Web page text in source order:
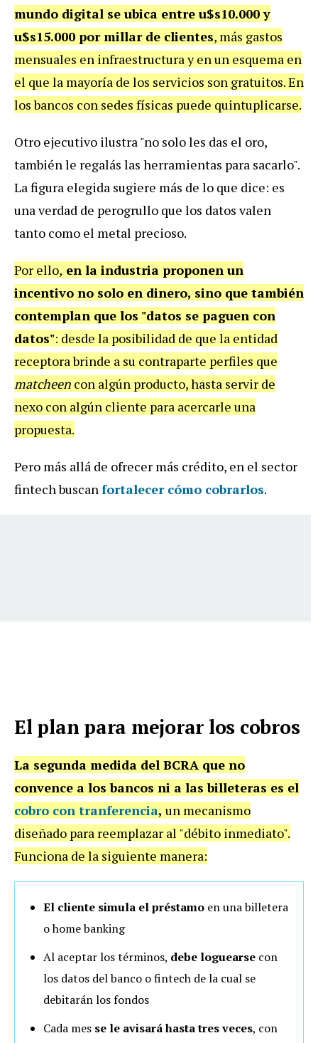
mundo digital se ubica entre u$s10.000 y
u$s15.000 por millar de clientes, más gastos
mensuales en infraestructura y en un esquema en
el que la mayoría de los servicios son gratuitos. En
los bancos con sedes físicas puede quintuplicarse.
Otro ejecutivo ilustra "no solo les das el oro,
también le regalás las herramientas para sacarlo".
La figura elegida sugiere más de lo que dice: es
una verdad de perogrullo que los datos valen
tanto como el metal precioso.
Por ello, en la industria proponen un
incentivo no solo en dinero, sino que también
contemplan que los "datos se paguen con
datos": desde la posibilidad de que la entidad
receptora brinde a su contraparte perfiles que
matcheen con algún producto, hasta servir de
nexo con algún cliente para acercarle una
propuesta.
Pero más allá de ofrecer más crédito, en el sector
fintech buscanfortalecer cómo cobrarlos.
El plan para mejorar los cobros
La segunda medida del BCRA que no
convence a los bancos ni a las billeteras es el
cobro con tranferencia, un mecanismo
diseñado para reemplazar al "débito inmediato".
Funciona de la siguiente manera:
El cliente simula el préstamo en una billetera
o home banking
Al aceptar los términos, debe loguearse con
los datos del banco o fintech de la cual se
debitarán los fondos
Cada mes se le avisará hasta tres veces, con